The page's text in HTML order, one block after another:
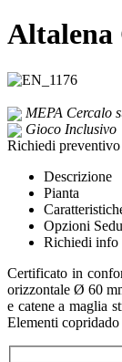
Altalena
MEPA Cercalo
Gioco Inclusivo
Richiedi preventivo
Descrizione
Pianta
Opzioni
Richiedi info
Certificato in
orizzontale Ø 60
e catene a maglia
Elementi